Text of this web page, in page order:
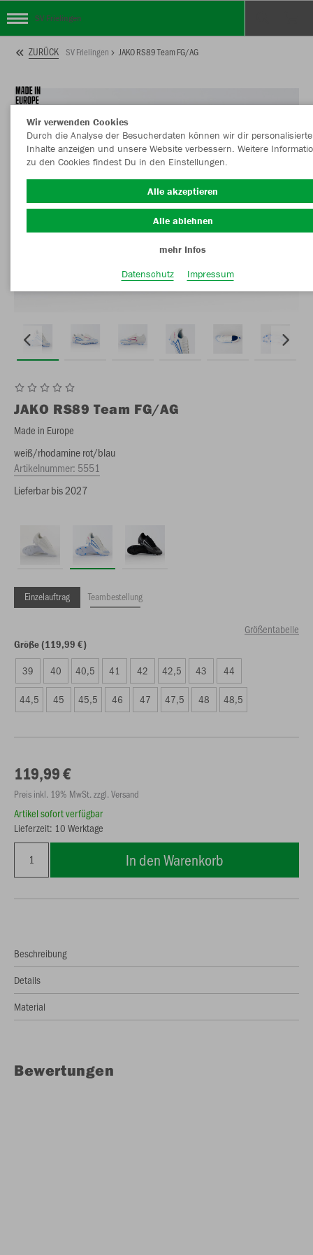
SV Frielingen
ZURÜCK SV Frielingen JAKO RS89 Team FG/AG
JAKO RS89 Team FG/AG
Made in Europe
weiß/rhodamine rot/blau
Artikelnummer: 5551
Lieferbar bis 2027
Einzelauftrag Teambestellung
Größentabelle
Größe (119,99 €)
39 40 40,5 41 42 42,5 43 44
44,5 45 45,5 46 47 47,5 48 48,5
119,99 €
Preis inkl. 19% MwSt. zzgl. Versand
Artikel sofort verfügbar
Lieferzeit: 10 Werktage
In den Warenkorb
Beschreibung
Details
Material
Bewertungen
Wir verwenden Cookies
Durch die Analyse der Besucherdaten können wir dir personalisierte
Inhalte anzeigen und unsere Website verbessern. Weitere
zu den Cookies findest Du in den Einstellungen.
Alle akzeptieren
Alle ablehnen
mehr Infos
Datenschutz
Impressum